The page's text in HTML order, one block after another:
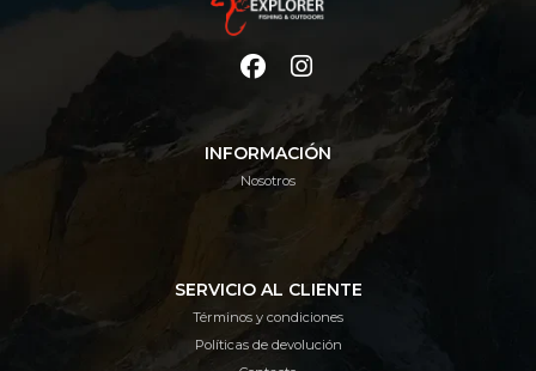
INFORMACIÓN
Nosotros
SERVICIO AL CLIENTE
Términos y condiciones
Políticas de devolución